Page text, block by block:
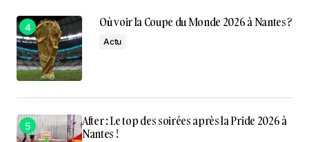
Où voir la Coupe du Monde 2026 à Nantes ?
Actu
After : Le top des soirées après la Pride 2026 à
Nantes !